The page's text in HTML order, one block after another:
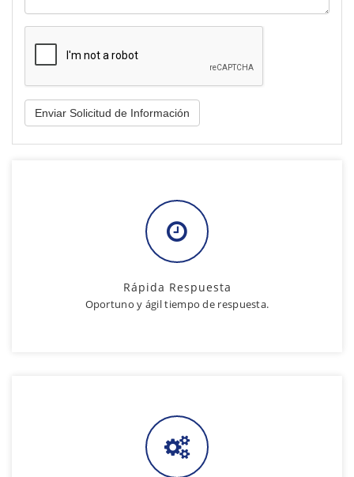
Rápida Respuesta
Oportuno y ágil tiempo de respuesta.